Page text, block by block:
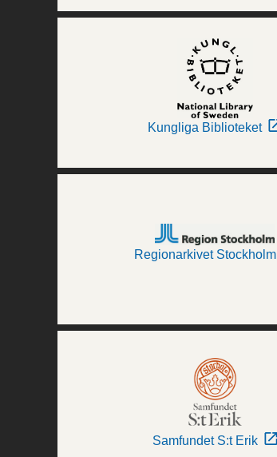
Kungliga Biblioteket
Regionarkivet Stockholm
Samfundet S:t Erik